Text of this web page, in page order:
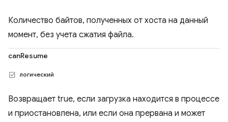
Количество байтов, полученных от хоста на данный
момент, без учета сжатия файла.
canResume
логический
Возвращает true, если загрузка находится в процессе
и приостановлена, или если она прервана и может